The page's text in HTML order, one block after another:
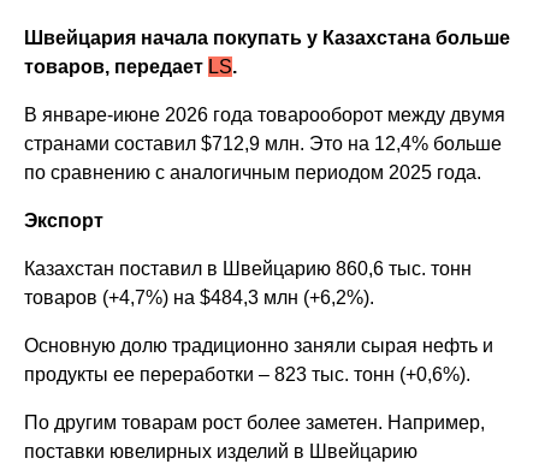
Швейцария начала покупать у Казахстана больше
товаров, передает LS.
В январе-июне 2026 года товарооборот между двумя
странами составил $712,9 млн. Это на 12,4% больше
по сравнению с аналогичным периодом 2025 года.
Экспорт
Казахстан поставил в Швейцарию 860,6 тыс. тонн
товаров (+4,7%) на $484,3 млн (+6,2%).
Основную долю традиционно заняли сырая нефть и
продукты ее переработки – 823 тыс. тонн (+0,6%).
По другим товарам рост более заметен. Например,
поставки ювелирных изделий в Швейцарию